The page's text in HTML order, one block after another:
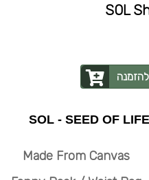
Made From Canvas